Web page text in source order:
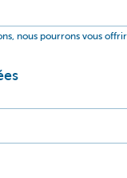
nous pourrons vous